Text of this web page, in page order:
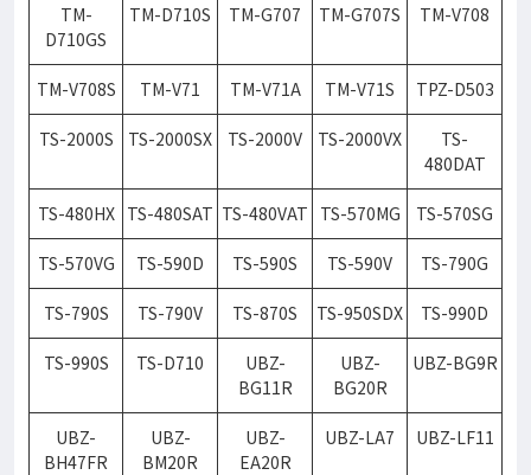
TM-
D710GS
TM-D710S TM-G707 TM-G707S TM-V708
TM-V708S TM-V71 TM-V71A TM-V71S TPZ-D503
TS-2000S TS-2000SX TS-2000V TS-2000VX
TS-
480DAT
TS-480HX TS-480SAT TS-480VAT TS-570MG TS-570SG
TS-570VG TS-590D TS-590S TS-590V TS-790G
TS-790S TS-790V TS-870S TS-950SDX TS-990D
TS-990S TS-D710
UBZ-
BG11R
UBZ-
BG20R
UBZ-BG9R
UBZ-
BH47FR
UBZ-
BM20R
UBZ-
EA20R
UBZ-LA7 UBZ-LF11